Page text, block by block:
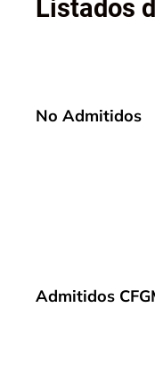
Listados
No Admitidos
Admitidos